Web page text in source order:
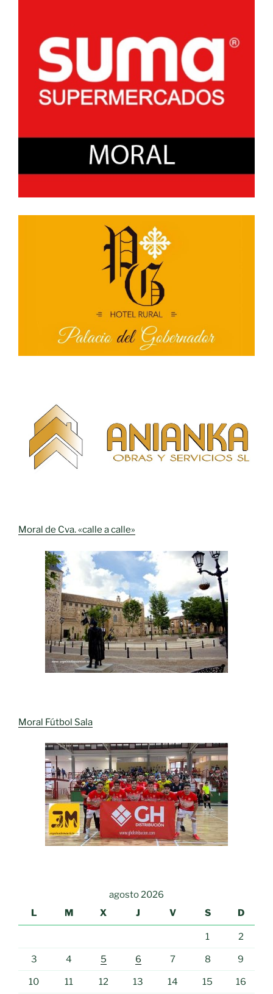
Moral de Cva. «calle a calle»
Moral Fútbol Sala
agosto 2026
L
M X J V S D
1 2
3 4 5 6 7 8 9
10 11 12 13 14 15 16